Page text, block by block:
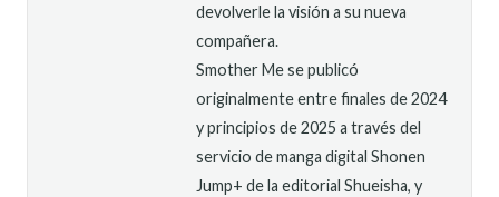
devolverle la visión a su nueva
compañera.
Smother Me se publicó
originalmente entre finales de 2024
y principios de 2025 a través del
servicio de manga digital Shonen
Jump+ de la editorial Shueisha, y